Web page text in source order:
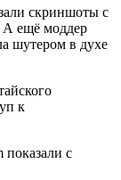
скриншоты с
А ещё моддер
шутером в духе
к
с